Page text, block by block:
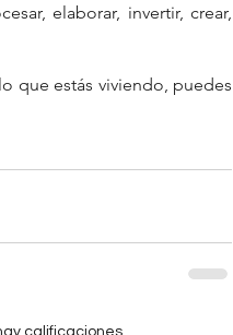
elaborar, invertir, crear,
calificaciones